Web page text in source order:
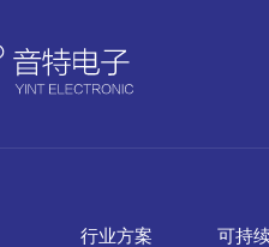
行业方案 可持